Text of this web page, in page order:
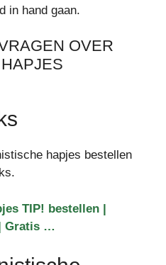
in hand gaan.
OVER
hapjes bestellen
TIP! bestellen |
Gratis …